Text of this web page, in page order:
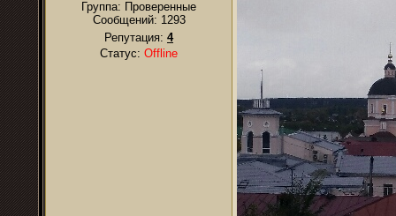
Группа: Проверенные
Сообщений: 1293
Репутация: 4
Статус: Offline